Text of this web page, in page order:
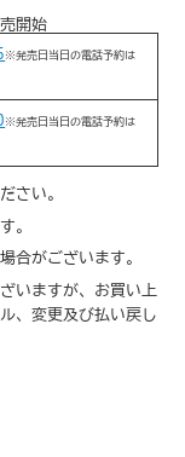
開始
※発売日当日の電話予約は
※発売日当日の電話予約は
さい。
。
合がございます。
いますが、お買い上
、変更及び払い戻し